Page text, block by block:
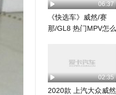
06:37
《快选车》威然/赛
那/GL8 热门MPV怎么
02:35
2020款 上汽大众威然